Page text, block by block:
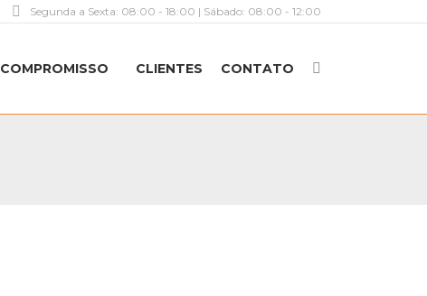
Segunda a Sexta: 08:00 - 18:00 | Sábado: 08:00 - 12:00
CLIENTES CONTATO Search: